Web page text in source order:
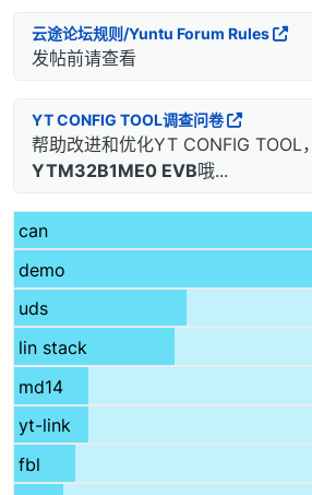
云途论坛规则/Yuntu Forum Rules
发帖前请查看
YT CONFIG TOOL调查问卷
帮助改进和优化YT CONFIG TOOL
YTM32B1ME0 EVB哦...
can
demo
uds
lin stack
md14
yt-link
fbl